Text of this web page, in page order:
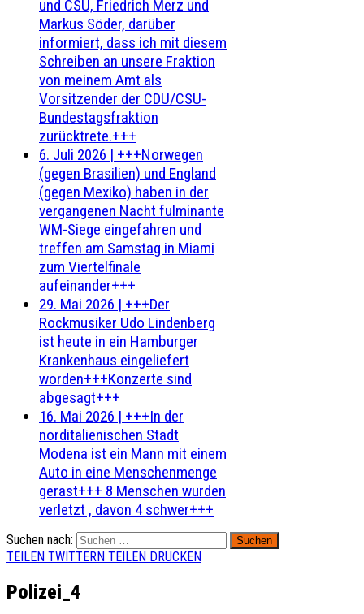
und CSU, Friedrich Merz und
Markus Söder, darüber
informiert, dass ich mit diesem
Schreiben an unsere Fraktion
von meinem Amt als
Vorsitzender der CDU/CSU-
Bundestagsfraktion
zurücktrete.+++
6. Juli 2026 | +++Norwegen
(gegen Brasilien) und England
(gegen Mexiko) haben in der
vergangenen Nacht fulminante
WM-Siege eingefahren und
treffen am Samstag in Miami
zum Viertelfinale
aufeinander+++
29. Mai 2026 | +++Der
Rockmusiker Udo Lindenberg
ist heute in ein Hamburger
Krankenhaus eingeliefert
worden+++Konzerte sind
abgesagt+++
16. Mai 2026 | +++In der
norditalienischen Stadt
Modena ist ein Mann mit einem
Auto in eine Menschenmenge
gerast+++ 8 Menschen wurden
verletzt , davon 4 schwer+++
Suchen nach:
TEILEN TWITTERN TEILEN DRUCKEN
Polizei_4